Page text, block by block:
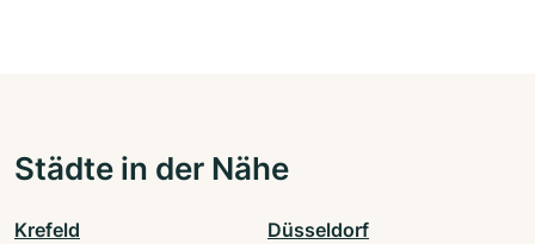
Städte in der Nähe
Krefeld Düsseldorf